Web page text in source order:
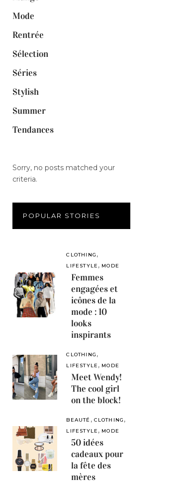
Mode
Rentrée
Sélection
Séries
Stylish
Summer
Tendances
Sorry, no posts matched your
criteria.
POPULAR STORIES
CLOTHING ,
LIFESTYLE , MODE
Femmes
engagées et
icônes de la
mode : 10
looks
inspirants
CLOTHING ,
LIFESTYLE , MODE
Meet Wendy!
The cool girl
on the block!
BEAUTÉ , CLOTHING ,
LIFESTYLE , MODE
50 idées
cadeaux pour
la fête des
mères